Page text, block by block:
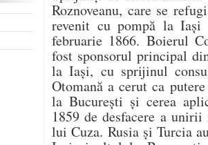
Roznoveanu, care se
revenit cu pompă la
februarie 1866. Boierul
fost sponsorul principal
la Iaşi, cu sprijinul
Otomană a cerut ca
la Bucureşti şi cerea
1859 de desfacere a
lui Cuza. Rusia şi Turcia